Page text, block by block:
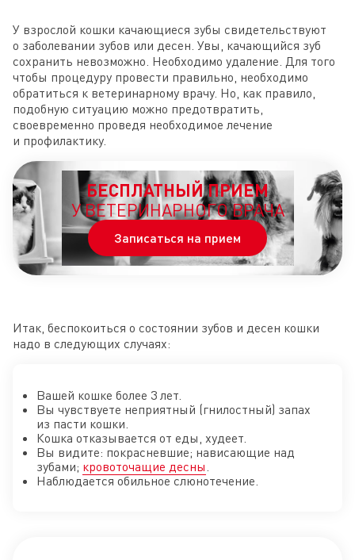
У взрослой кошки качающиеся зубы свидетельствуют
о заболевании зубов или десен. Увы, качающийся зуб
сохранить невозможно. Необходимо удаление. Для того
чтобы процедуру провести правильно, необходимо
обратиться к ветеринарному врачу. Но, как правило,
подобную ситуацию можно предотвратить,
своевременно проведя необходимое лечение
и профилактику.
БЕСПЛАТНЫЙ ПРИЕМ
У ВЕТЕРИНАРНОГО ВРАЧА
Записаться на прием
Итак, беспокоиться о состоянии зубов и десен кошки
надо в следующих случаях:
Вашей кошке более 3 лет.
Вы чувствуете неприятный (гнилостный) запах
из пасти кошки.
Кошка отказывается от еды, худеет.
Вы видите: покрасневшие; нависающие над
зубами; кровоточащие десны
Наблюдается обильное слюнотечение.